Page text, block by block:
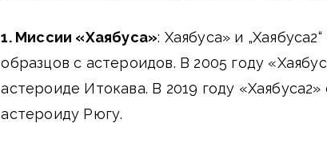
1. Миссии «Хаябуса»: Хаябуса» и
образцов с астероидов. В 2005 году
астероиде Итокава. В 2019 году
астероиду Рюгу.